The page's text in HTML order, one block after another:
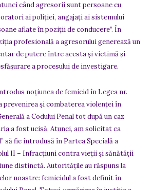
când agresorii sunt persoane cu
ai poliției, angajați ai sistemului
aflate în poziții de conducere”. În
profesională a agresorului generează un
de putere între acesta și victimă și
a procesului de investigare.
noțiunea de femicid în Legea nr.
prevenirea și combaterea violenței în
a Codului Penal tot după un caz
a fost ucisă. Atunci, am solicitat ca
să fie introdusă în Partea Specială a
II – Infracțiuni contra vieții și sănătății
distinctă. Autoritățile au răspuns la
noastre: femicidul a fost definit în